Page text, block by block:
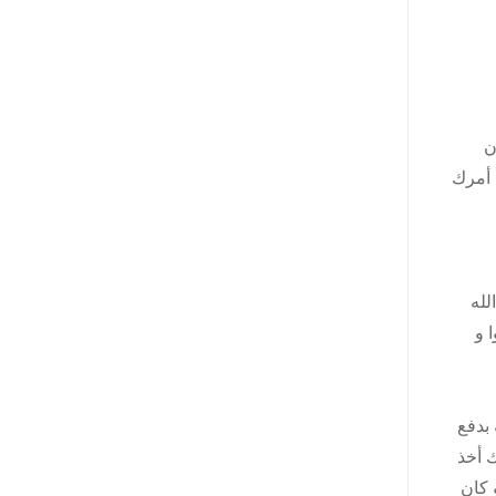
أمرك
و
أخذ
كان